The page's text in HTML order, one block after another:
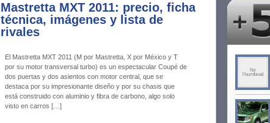
Mastretta MXT 2011: precio, ficha
técnica, imágenes y lista de
rivales
El Mastretta MXT 2011 (M por Mastretta, X por México y T
por su motor transversal turbo) es un espectacular Coupé de
dos puertas y dos asientos con motor central, que se
destaca por su impresionante diseño y por su chasis que
está construido con aluminio y fibra de carbono, algo solo
visto en carros […]